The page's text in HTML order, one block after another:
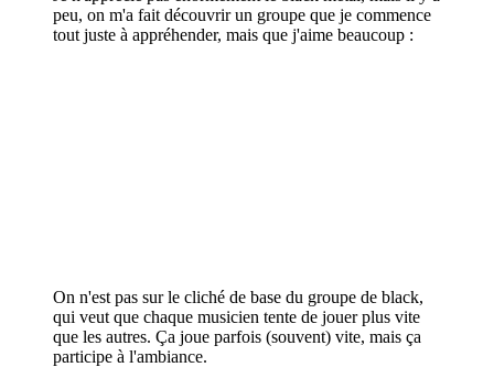
peu, on m'a fait découvrir un groupe que je commence
tout juste à appréhender, mais que j'aime beaucoup :
On n'est pas sur le cliché de base du groupe de black,
qui veut que chaque musicien tente de jouer plus vite
que les autres. Ça joue parfois (souvent) vite, mais ça
participe à l'ambiance.